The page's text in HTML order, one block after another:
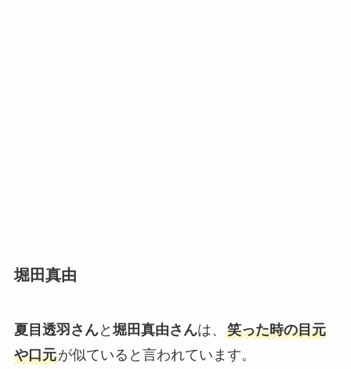
堀田真由
夏目透羽さんと堀田真由さんは、 笑った時の目元
や口元が似ていると言われています。